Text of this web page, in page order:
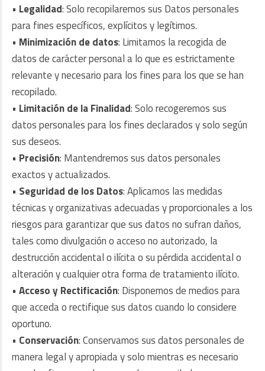
• Legalidad: Solo recopilaremos sus Datos personales
para fines específicos,explícitos y legítimos.
• Minimización de datos: Limitamos la recogida de
datos de carácter personal a lo que es estrictamente
relevante y necesario para los fines para los que se han
recopilado.
• Limitación de la Finalidad: Solo recogeremos sus
datos personales para los fines declarados y solo según
sus deseos.
• Precisión: Mantendremos sus datos personales
exactos y actualizados.
• Seguridad de los Datos: Aplicamos las medidas
técnicas y organizativas adecuadas y proporcionales a los
riesgos para garantizar que sus datos no sufran daños,
tales como divulgación o acceso no autorizado, la
destrucción accidental o ilícita o su pérdida accidental o
alteración y cualquier otra forma de tratamiento ilícito.
• Acceso y Rectificación: Disponemos de medios para
que acceda o rectifique sus datos cuando lo considere
oportuno.
• Conservación: Conservamos sus datos personales de
manera legal y apropiada y solo mientras es necesario